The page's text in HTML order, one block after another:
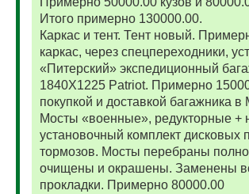
Итого примерно 130000.00.
Каркас и тент. Тент новый.
каркас, через спецпереходники,
«Питерский» экспедиционный
1840Х1225 Patriot. Примерно
покупкой и доставкой багажника в
Мосты «военные», редукторные +
установочный комплект дисковых
тормозов. Мосты перебраны
очищены и окрашены. Заменены
прокладки. Примерно 80000.00